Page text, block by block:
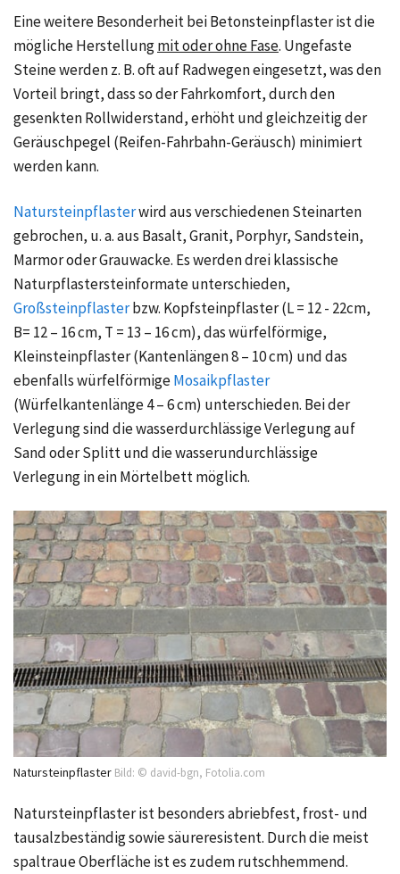
Eine weitere Besonderheit bei Betonsteinpflaster ist die
mögliche Herstellungmit oder ohne Fase. Ungefaste
Steine werden z. B. oft auf Radwegen eingesetzt, was den
Vorteil bringt, dass so der Fahrkomfort, durch den
gesenkten Rollwiderstand, erhöht und gleichzeitig der
Geräuschpegel (Reifen-Fahrbahn-Geräusch) minimiert
werden kann.
Natursteinpflasterwird aus verschiedenen Steinarten
gebrochen, u. a. aus Basalt, Granit, Porphyr, Sandstein,
Marmor oder Grauwacke. Es werden drei klassische
Naturpflastersteinformate unterschieden,
Großsteinpflasterbzw. Kopfsteinpflaster (L = 12 - 22cm,
B= 12 – 16 cm, T = 13 – 16 cm), das würfelförmige,
Kleinsteinpflaster (Kantenlängen 8 – 10 cm) und das
ebenfalls würfelförmigeMosaikpflaster
(Würfelkantenlänge 4 – 6 cm) unterschieden. Bei der
Verlegung sind die wasserdurchlässige Verlegung auf
Sand oder Splitt und die wasserundurchlässige
Verlegung in ein Mörtelbett möglich.
Natursteinpflaster Bild: © david-bgn, Fotolia.com
Natursteinpflaster ist besonders abriebfest, frost- und
tausalzbeständig sowie säureresistent. Durch die meist
spaltraue Oberfläche ist es zudem rutschhemmend.